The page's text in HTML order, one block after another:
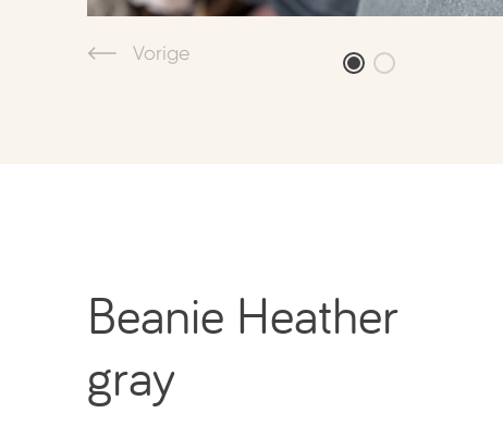
Vorige
Beanie Heather
gray